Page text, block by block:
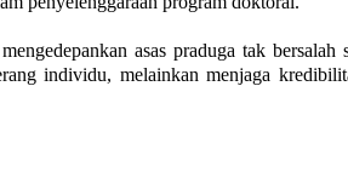
asas praduga tak bersalah
individu, melainkan menjaga